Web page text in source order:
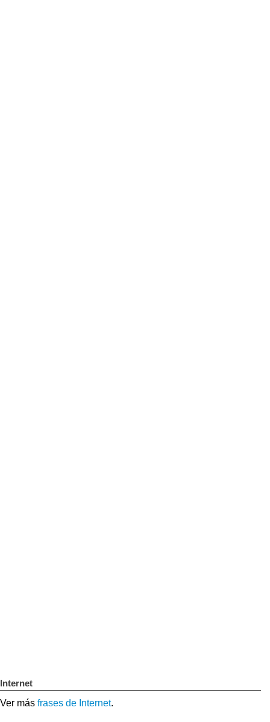
Internet
Ver más frases de Internet.